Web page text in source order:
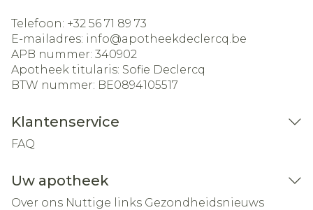
Telefoon: +32 56 71 89 73
E-mailadres: info@apotheekdeclercq.be
APB nummer: 340902
Apotheek titularis: Sofie Declercq
BTW nummer: BE0894105517
Klantenservice
FAQ
Uw apotheek
Over ons Nuttige links Gezondheidsnieuws